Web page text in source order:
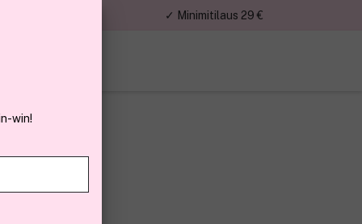
✓ Minimitilaus 29 €
win!